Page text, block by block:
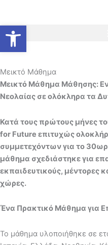
περιεχόμενο
Μεικτό Μάθημα
Μεικτό Μάθημα Μάθησης:
Νεολαίας σε ολόκληρα τα
Κατά τους πρώτους μήνες
for Future επιτυχώς
συμμετεχόντων για το
μάθημα σχεδιάστηκε για
εκπαιδευτικούς, μέντορες
χώρες.
Ένα Πρακτικό Μάθημα για
Το μάθημα υλοποιήθηκε σε
Ανοίξτε τη γραμμή εργαλείων